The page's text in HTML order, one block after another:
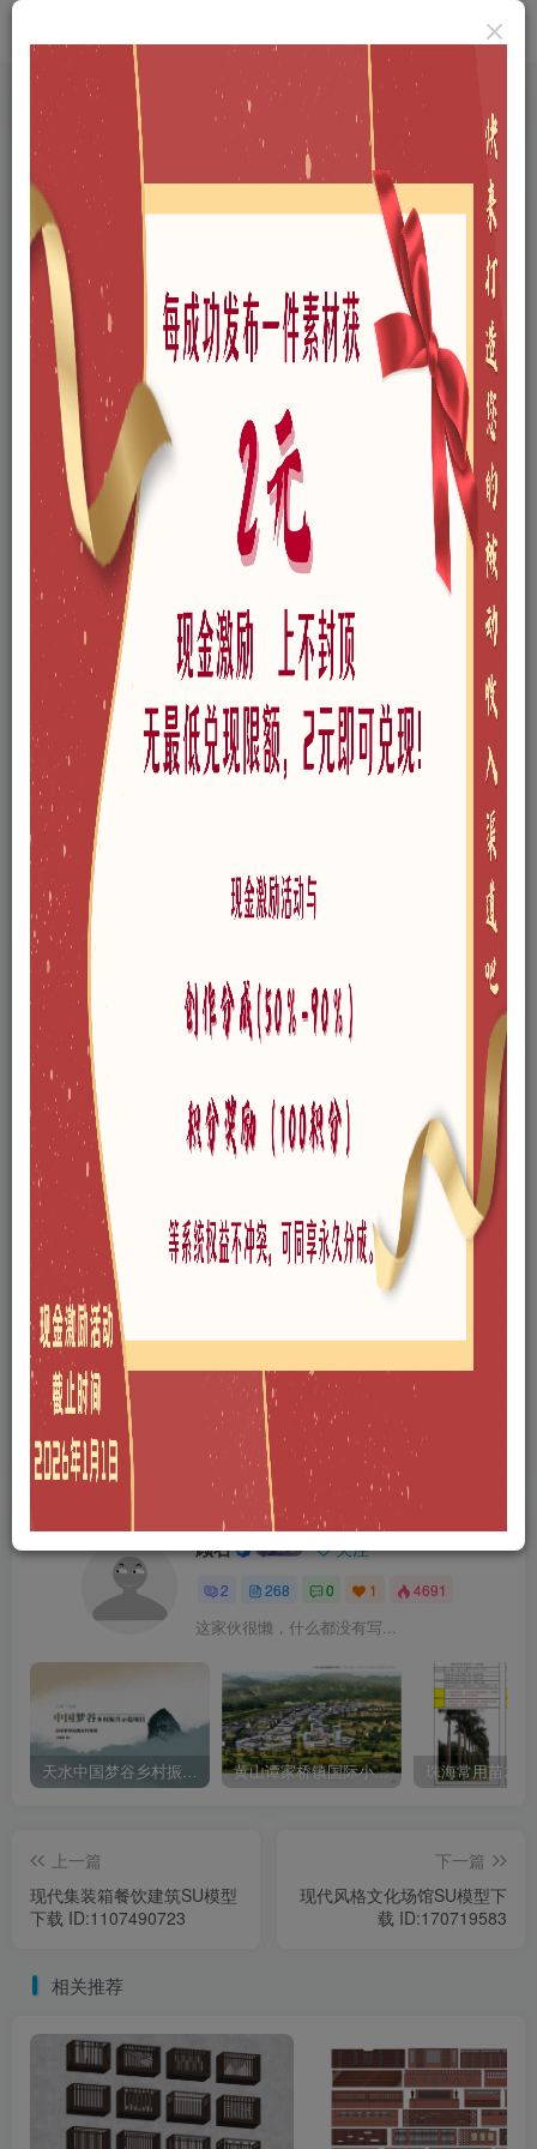
首页 A-三维模型 A0108-公园景观 正文
现代露营公园景观SU模型下载
这家伙很懒，什么都没有写...
关注 私信
31 12
现代露营公园景观SU模型下载
此内容为免费资源，请登录后查看
登录查看
格式
版本
风格
文件大小
网站问题可以点此给管理员发邮件
免费资源
版权声明
本站所有文章，所有资源素材，版权归投稿者或原作者所有，如若本
站投稿者上传内容侵犯了原作者的合法权益，可联系我们进行删除处
理。
免费资源 A0108-公园景观 SU模型
喜欢就支持一下吧
分享 收藏
顾右 关注
2 268 0 1 4691
这家伙很懒，什么都没有写...
天水中国梦谷乡村振兴概念规划方案 黄山谭家桥镇国际小镇区域整体规划及南组团城市设计方案文本下载 珠海常用苗木
上一篇
现代集装箱餐饮建筑SU模型
下载 ID:1107490723
下一篇
现代风格文化场馆SU模型下
载 ID:170719583
相关推荐